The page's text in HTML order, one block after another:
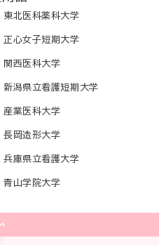
東北医科薬科大学
正心女子短期大学
関西医科大学
新潟県立看護短期大学
産業医科大学
長岡造形大学
兵庫県立看護大学
青山学院大学